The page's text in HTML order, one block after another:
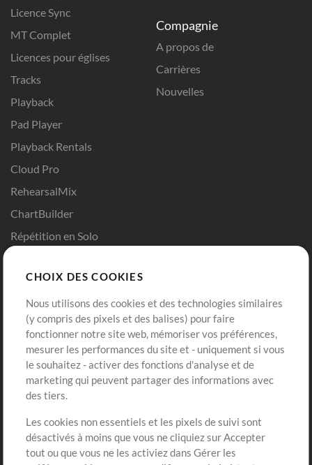
Licence Sync
MT Complet
Licences pour églises
Tracks
Playback
Pad Player
Playback Rentals
Cloud Pro
RehearsalMix
ChartBuilder
Répétition en Solo
Modèles ProPresenter
Sons
Compagnie
A propos de
Carrières
Nouvelles
Boutique
Acheter des crédits
Contenu gratuit
Demander les pistes
Extras
Sessions
Compte
Connexion
S'inscrire
CHOIX DES COOKIES
Nous utilisons des cookies et des technologies similaires
(y compris des pixels et des balises) pour faire
fonctionner notre site web, mémoriser vos préférences,
mesurer les performances du site et - uniquement si vous
le souhaitez - activer des fonctions d'analyse et de
marketing qui peuvent partager des informations avec
des tiers.
Les cookies non essentiels et les pixels de suivi sont
désactivés à moins que vous ne cliquiez sur Accepter
tout ou que vous ne les activiez dans Gérer les